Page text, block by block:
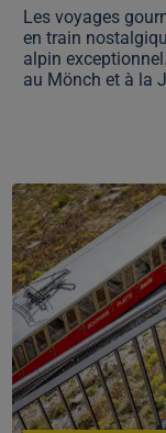
Les voyages
en train
alpin
au Mönch et à la
Billet
de
goûter
l'après-
midi
Schynige
Platte